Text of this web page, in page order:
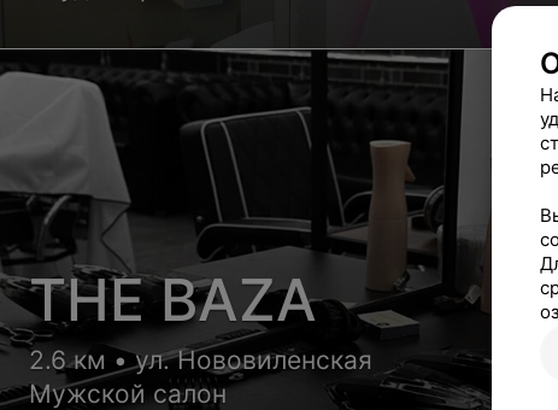
THE BAZA
2.6 км • ул. Нововиленская
Мужской салон